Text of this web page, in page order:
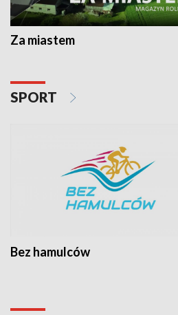
Za miastem
SPORT
Bez hamulców